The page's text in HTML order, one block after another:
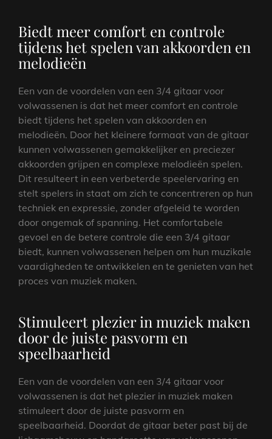
Biedt meer comfort en controle
tijdens het spelen van akkoorden en
melodieën
Een van de voordelen van een 3/4 gitaar voor
volwassenen is dat het meer comfort en controle
biedt tijdens het spelen van akkoorden en
melodieën. Door het kleinere formaat van de gitaar
kunnen volwassenen gemakkelijker en preciezer
akkoorden grijpen en complexe melodieën spelen.
Dit resulteert in een verbeterde speelervaring en
stelt spelers in staat om zich te concentreren op hun
techniek en expressie, zonder afgeleid te worden
door ongemak of spanning. Het comfortabele
gevoel en de betere controle die een 3/4 gitaar
biedt, kunnen volwassenen helpen om hun muzikale
vaardigheden te ontwikkelen en te genieten van het
proces van muziek maken.
Stimuleert plezier in muziek maken
door de juiste pasvorm en
speelbaarheid
Een van de voordelen van een 3/4 gitaar voor
volwassenen is dat het plezier in muziek maken
stimuleert door de juiste pasvorm en
speelbaarheid. Doordat de gitaar beter past bij de